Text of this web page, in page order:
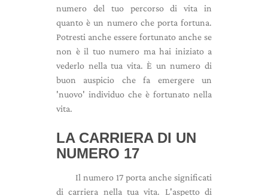
numero del tuo percorso di vita in
quanto è un numero che porta fortuna.
Potresti anche essere fortunato anche se
non è il tuo numero ma hai iniziato a
vederlo nella tua vita. È un numero di
buon auspicio che fa emergere un
'nuovo' individuo che è fortunato nella
vita.
LA CARRIERA DI UN
NUMERO 17
Il numero 17 porta anche significati
di carriera nella tua vita. L'aspetto di